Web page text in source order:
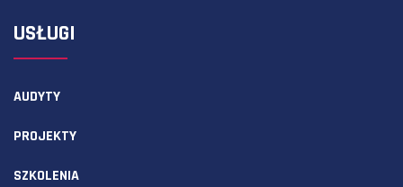
USŁUGI
AUDYTY
PROJEKTY
SZKOLENIA